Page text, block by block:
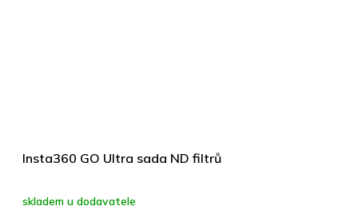
Insta360 GO Ultra sada ND filtrů
skladem u dodavatele